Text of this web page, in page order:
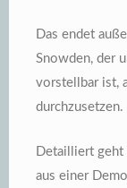
Das endet
Snowden, der
vorstellbar ist,
durchzusetzen.
Detailliert
aus einer